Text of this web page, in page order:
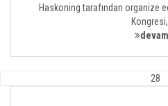
Haskoning tarafından organize
28